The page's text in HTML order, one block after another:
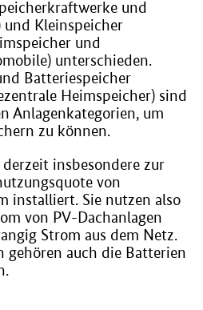
und
Kleinspeicher
und
unterschieden.
Batteriespeicher
Heimspeicher) sind
Anlagenkategorien, um
zu können.
insbesondere zur
von
installiert. Sie nutzen also
von PV-Dachanlagen
Strom aus dem Netz.
gehören auch die Batterien